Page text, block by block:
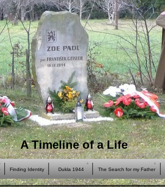
Finding Identity Dukla 1944 The Search for my Father
A Timeline of a Life